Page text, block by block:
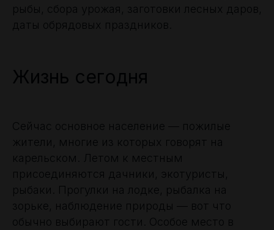
рыбы, сбора урожая, заготовки лесных даров,
даты обрядовых праздников.
Жизнь сегодня
Сейчас основное население — пожилые
жители, многие из которых говорят на
карельском. Летом к местным
присоединяются дачники, экотуристы,
рыбаки. Прогулки на лодке, рыбалка на
зорьке, наблюдение природы — вот что
обычно выбирают гости. Особое место в